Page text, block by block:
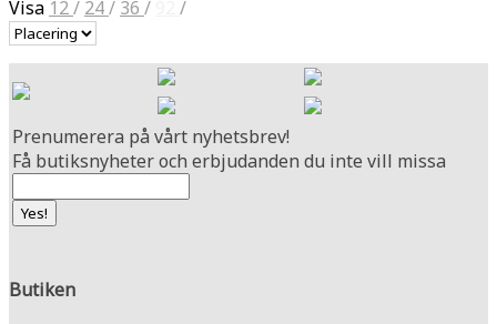
Visa 12/ 24/ 36 / /
Prenumerera på vårt nyhetsbrev!
Få butiksnyheter och erbjudanden du inte vill missa
Butiken